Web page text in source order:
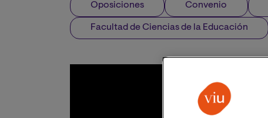
Oposiciones Convenio
Facultad de Ciencias de la Educación